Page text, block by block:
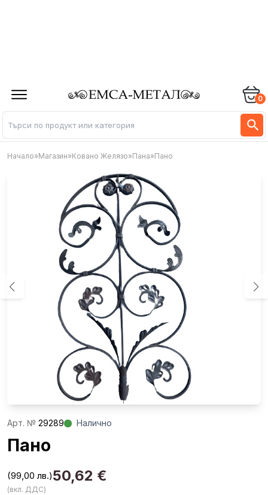
0
Начало»Магазин»Ковано Желязо»Пана»Пано
Aрт. № 29289 Налично
Пано
50,62 €
(99,00 лв.)
(вкл. ДДС)